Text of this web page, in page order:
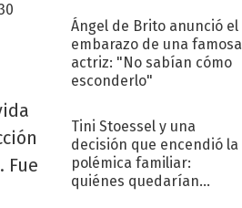
Fue
Ángel de Brito anunció el
embarazo de una famosa
actriz: "No sabían cómo
esconderlo"
Tini Stoessel y una
decisión que encendió la
polémica familiar:
quiénes quedarían